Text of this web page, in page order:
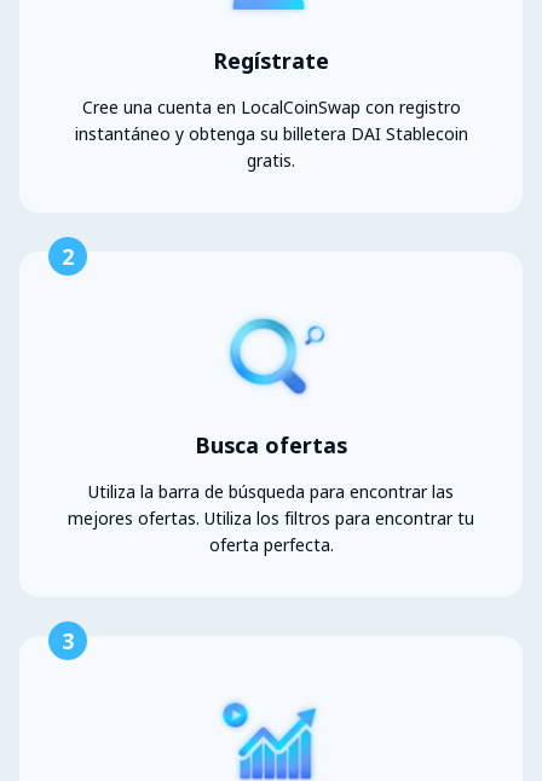
Regístrate
Cree una cuenta en LocalCoinSwap con registro
instantáneo y obtenga su billetera DAI Stablecoin
gratis.
2
Busca ofertas
Utiliza la barra de búsqueda para encontrar las
mejores ofertas. Utiliza los filtros para encontrar tu
oferta perfecta.
3